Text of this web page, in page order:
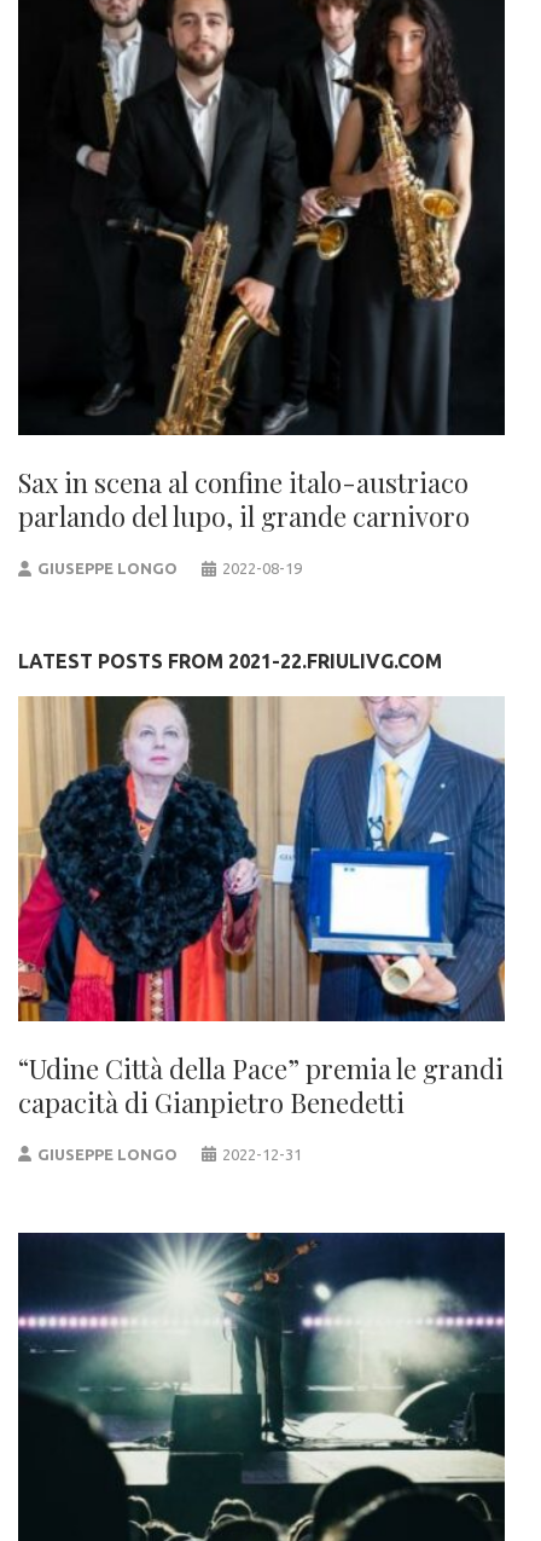
Sax in scena al confine italo-austriaco
parlando del lupo, il grande carnivoro
GIUSEPPE LONGO 2022-08-19
LATEST POSTS FROM 2021-22.FRIULIVG.COM
“Udine Città della Pace” premia le grandi
capacità di Gianpietro Benedetti
GIUSEPPE LONGO 2022-12-31